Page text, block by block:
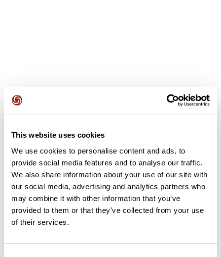
This website uses cookies
We use cookies to personalise content and ads, to
provide social media features and to analyse our traffic.
We also share information about your use of our site with
our social media, advertising and analytics partners who
may combine it with other information that you’ve
provided to them or that they’ve collected from your use
of their services.
Soyez le premier à ajouter un avis !
Ajouter un avis
Résumé